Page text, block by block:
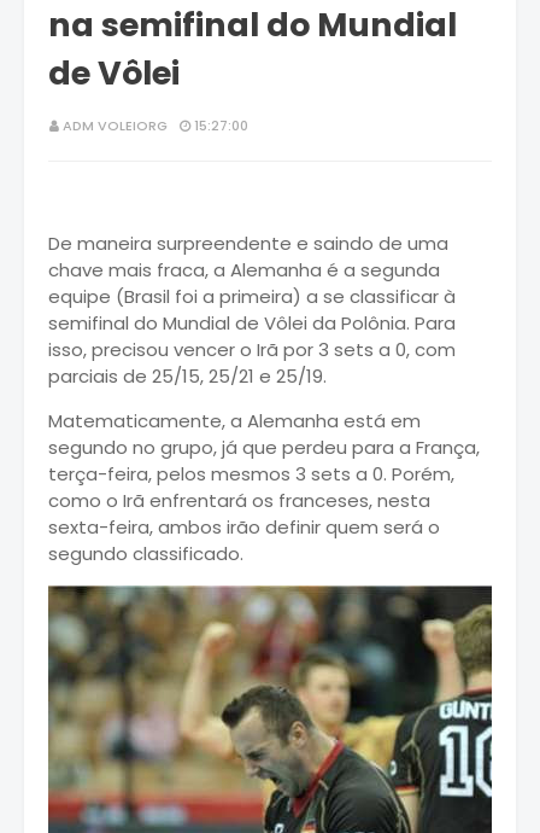
na semifinal do Mundial
de Vôlei
ADM VOLEIORG 15:27:00
De maneira surpreendente e saindo de uma
chave mais fraca, a Alemanha é a segunda
equipe (Brasil foi a primeira) a se classificar à
semifinal do Mundial de Vôlei da Polônia. Para
isso, precisou vencer o Irã por 3 sets a 0, com
parciais de 25/15, 25/21 e 25/19.
Matematicamente, a Alemanha está em
segundo no grupo, já que perdeu para a França,
terça-feira, pelos mesmos 3 sets a 0. Porém,
como o Irã enfrentará os franceses, nesta
sexta-feira, ambos irão definir quem será o
segundo classificado.